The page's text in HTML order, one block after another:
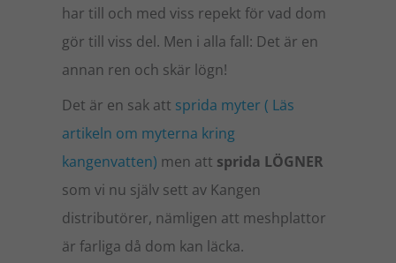
har till och med viss repekt för vad dom
gör till viss del. Men i alla fall: Det är en
annan ren och skär lögn!
Det är en sak att sprida myter ( Läs
artikeln om myterna kring
kangenvatten) men att sprida LÖGNER
som vi nu själv sett av Kangen
distributörer, nämligen att meshplattor
är farliga då dom kan läcka.